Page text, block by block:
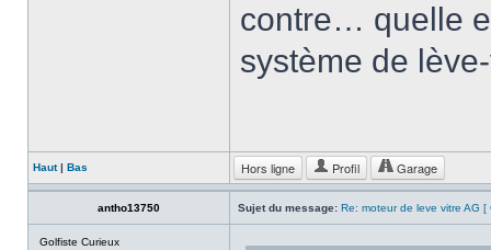
contre… quelle
système de
Haut| Bas Hors ligne Profil Garage
antho13750 Sujet du message: Re: moteur de leve vitre AG
Golfiste Curieux